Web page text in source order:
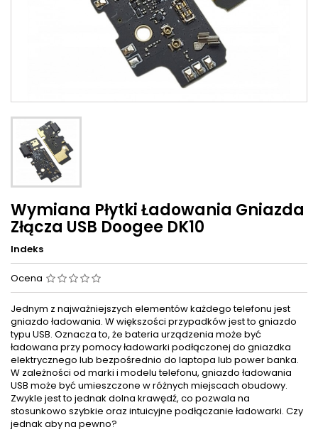
Wymiana Płytki Ładowania Gniazda
Złącza USB Doogee DK10
Indeks
Ocena
Jednym z najważniejszych elementów każdego telefonu jest
gniazdo ładowania. W większości przypadków jest to gniazdo
typu USB. Oznacza to, że bateria urządzenia może być
ładowana przy pomocy ładowarki podłączonej do gniazdka
elektrycznego lub bezpośrednio do laptopa lub power banka.
W zależności od marki i modelu telefonu, gniazdo ładowania
USB może być umieszczone w różnych miejscach obudowy.
Zwykle jest to jednak dolna krawędź, co pozwala na
stosunkowo szybkie oraz intuicyjne podłączanie ładowarki. Czy
jednak aby na pewno?